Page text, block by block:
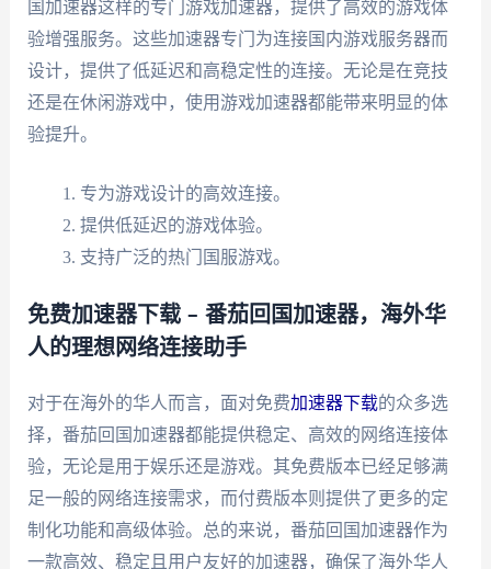
国加速器这样的专门游戏加速器，提供了高效的游戏体
验增强服务。这些加速器专门为连接国内游戏服务器而
设计，提供了低延迟和高稳定性的连接。无论是在竞技
还是在休闲游戏中，使用游戏加速器都能带来明显的体
验提升。
专为游戏设计的高效连接。
提供低延迟的游戏体验。
支持广泛的热门国服游戏。
免费加速器下载 – 番茄回国加速器，海外华
人的理想网络连接助手
对于在海外的华人而言，面对免费加速器下载的众多选
择，番茄回国加速器都能提供稳定、高效的网络连接体
验，无论是用于娱乐还是游戏。其免费版本已经足够满
足一般的网络连接需求，而付费版本则提供了更多的定
制化功能和高级体验。总的来说，番茄回国加速器作为
一款高效、稳定且用户友好的加速器，确保了海外华人